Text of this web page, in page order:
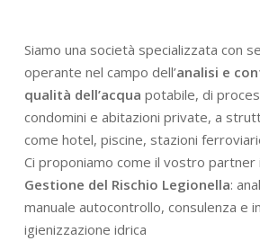
Siamo una società specializzata con
operante nel campo dell’analisi e
qualità dell’acqua potabile, di
condomini e abitazioni private, a
come hotel, piscine, stazioni
Ci proponiamo come il vostro partner
Gestione del Rischio Legionella:
manuale autocontrollo, consulenza e
igienizzazione idrica